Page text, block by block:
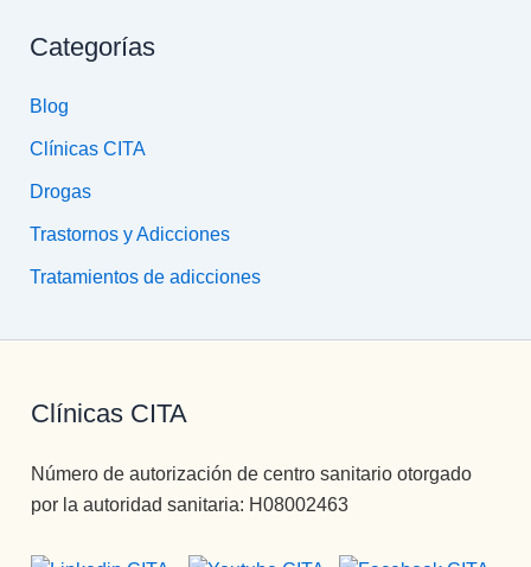
Categorías
Blog
Clínicas CITA
Drogas
Trastornos y Adicciones
Tratamientos de adicciones
Clínicas CITA
Número de autorización de centro sanitario otorgado
por la autoridad sanitaria: H08002463